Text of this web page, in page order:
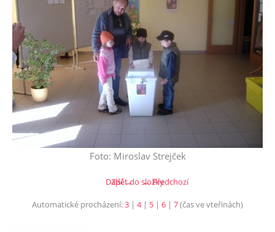
Foto: Miroslav Strejček
← Předchozí
Další →
Zpět do složky
Automatické procházení:3 | 4| 5 | 6 | 7(čas ve vteřinách)